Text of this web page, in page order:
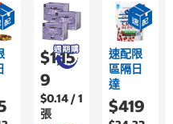
$1,15
9
$0.14 / 1
張
速配限
區隔日
達
$419